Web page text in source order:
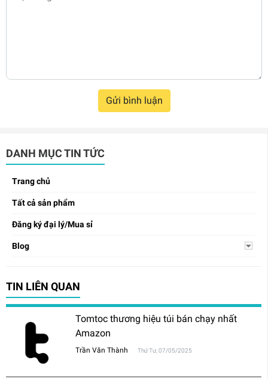
DANH MỤC TIN TỨC
Trang chủ
Tất cả sản phẩm
Đăng ký đại lý/Mua sỉ
Blog
TIN LIÊN QUAN
Tomtoc thương hiệu túi bán chạy nhất
Amazon
Trần Văn Thành Thứ Tư, 07/05/2025
Gửi bình luận